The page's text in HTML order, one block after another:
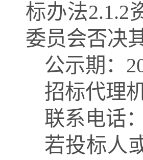
标办法2.1.2
委员会否决
公示期：
招标代理
联系电话：
若投标人